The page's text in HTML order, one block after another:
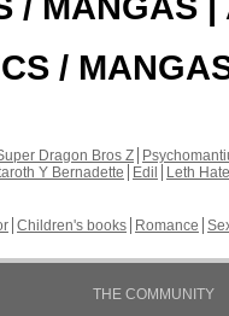
/
Dragon Bros Z
Y Bernadette Edil
Leth Hate
Children's books Romance
THE COMMUNITY